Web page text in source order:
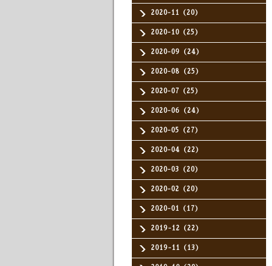
2020-11（20）
2020-10（25）
2020-09（24）
2020-08（25）
2020-07（25）
2020-06（24）
2020-05（27）
2020-04（22）
2020-03（20）
2020-02（20）
2020-01（17）
2019-12（22）
2019-11（13）